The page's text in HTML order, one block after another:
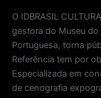
O IDBRASIL
gestora do Museu
Portuguesa, torna
Referência tem por
Especializada em
de cenografia